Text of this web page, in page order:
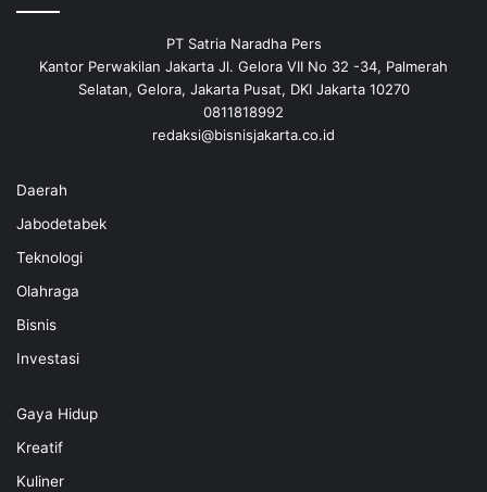
PT Satria Naradha Pers
Kantor Perwakilan Jakarta Jl. Gelora VII No 32 -34, Palmerah
Selatan, Gelora, Jakarta Pusat, DKI Jakarta 10270
0811818992
redaksi@bisnisjakarta.co.id
Daerah
Jabodetabek
Teknologi
Olahraga
Bisnis
Investasi
Gaya Hidup
Kreatif
Kuliner